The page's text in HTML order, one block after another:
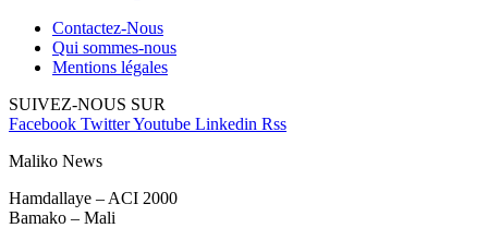
Contactez-Nous
Qui sommes-nous
Mentions légales
SUIVEZ-NOUS SUR
Facebook TwitterYoutube Linkedin Rss
Maliko News
Hamdallaye – ACI 2000
Bamako – Mali